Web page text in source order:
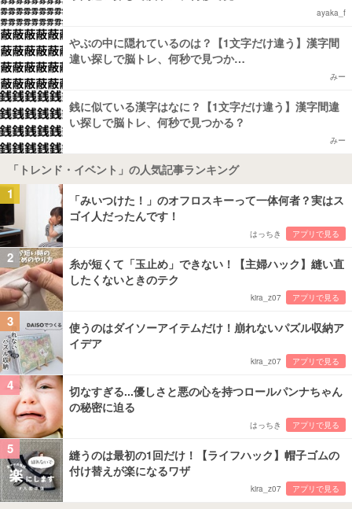
ayaka_f
やぶの中に隠れているのは？【1文字だけ違う】漢字間
違い探しで脳トレ、何秒で見つか…
みー
銭に似ている漢字はなに？【1文字だけ違う】漢字間違
い探しで脳トレ、何秒で見つかる？
みー
「トレンド・イベント」の人気記事ランキング
1
「みいつけた！」のオフロスキーって一体何者？実はス
ゴイ人だったんです！
はっちき アプリで見る
2
糸が短くて「玉止め」できない！【主婦ハック】縫い直
したくないときのテク
kira_z07 アプリで見る
3
使うのはダイソーアイテムだけ！崩れないパズル収納ア
イデア
kira_z07 アプリで見る
4
切なすぎる...優しさと悪の心を持つロールパンナちゃん
の秘密に迫る
はっちき アプリで見る
5
縫うのは最初の1回だけ！【ライフハック】帽子ゴムの
付け替えが楽になるワザ
kira_z07 アプリで見る